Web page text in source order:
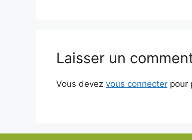
Laisser un
Vous devez vous connecter pour